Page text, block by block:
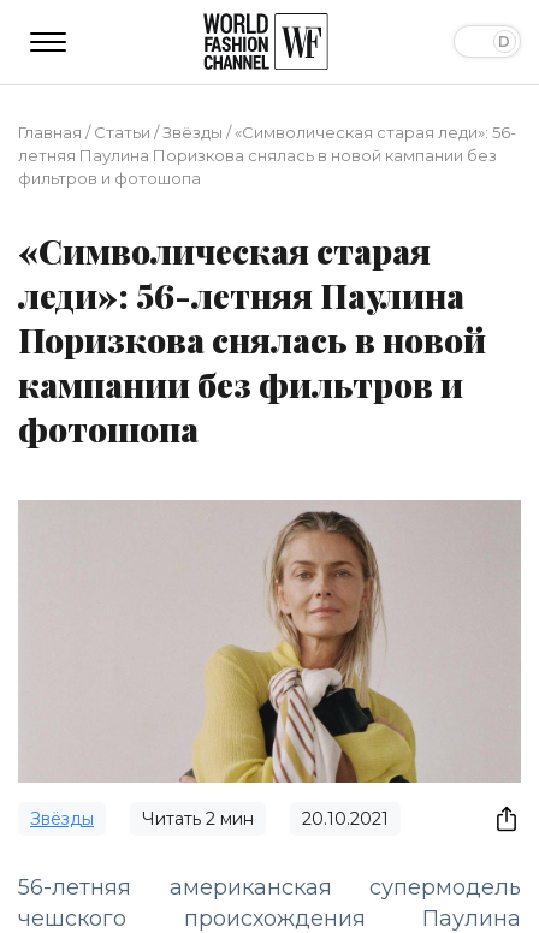
Главная /Статьи /Звёзды /«Символическая старая леди»: 56-
летняя Паулина Поризкова снялась в новой кампании без
фильтров и фотошопа
«Символическая старая
леди»: 56-летняя Паулина
Поризкова снялась в новой
кампании без фильтров и
фотошопа
Звёзды Читать 2 мин 20.10.2021
56-летняя американская супермодель
чешского происхождения Паулина